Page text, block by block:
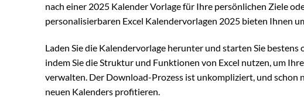
nach einer 2025 Kalender Vorlage für Ihre persönlichen Ziele
personalisierbaren Excel Kalendervorlagen 2025 bieten Ihnen
Laden Sie die Kalendervorlage herunter und starten Sie
indem Sie die Struktur und Funktionen von Excel nutzen, um
verwalten. Der Download-Prozess ist unkompliziert, und schon
neuen Kalenders profitieren.